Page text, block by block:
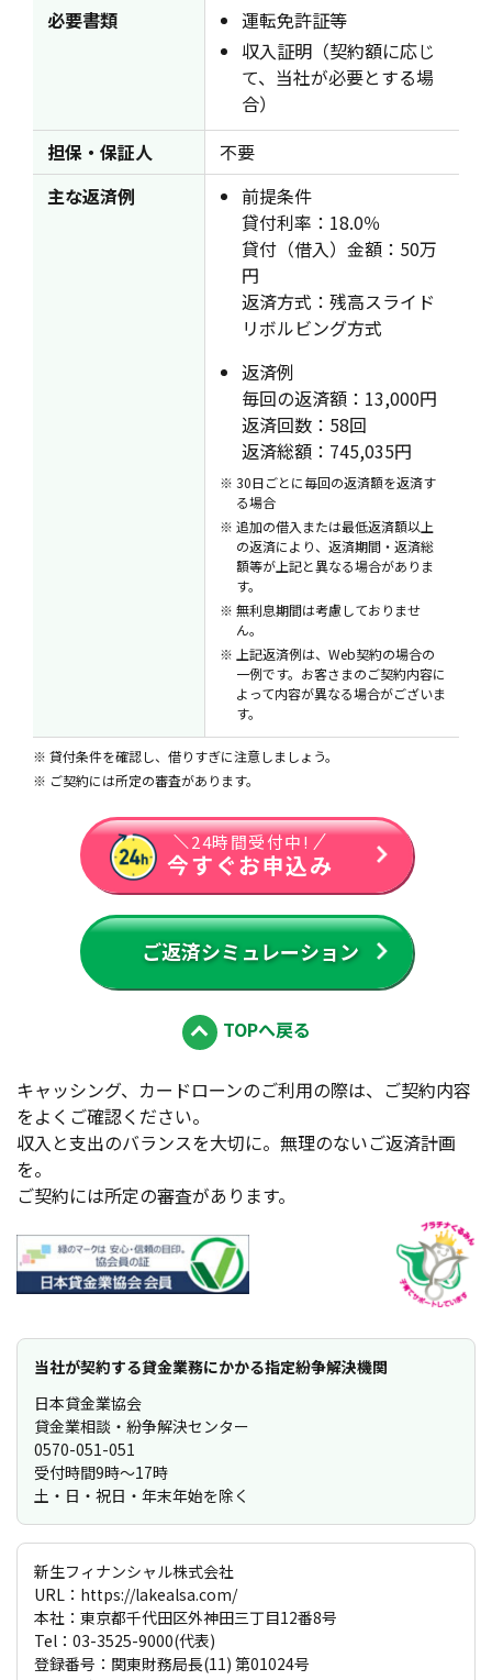
必要書類
運転免許証等
収入証明（契約額に応じ
て、当社が必要とする場
合）
担保・保証人
不要
主な返済例
前提条件
貸付利率：18.0％
貸付（借入）金額：50万
円
返済方式：残高スライド
リボルビング方式
返済例
毎回の返済額：13,000円
返済回数：58回
返済総額：745,035円
30日ごとに毎回の返済額を返済す
る場合
追加の借入または最低返済額以上
の返済により、返済期間・返済総
額等が上記と異なる場合がありま
す。
無利息期間は考慮しておりませ
ん。
上記返済例は、Web契約の場合の
一例です。お客さまのご契約内容に
よって内容が異なる場合がございま
す。
貸付条件を確認し、借りすぎに注意しましょう。
ご契約には所定の審査があります。
24時間受付中!
今すぐお申込み
ご返済シミュレーション
TOPへ戻る
キャッシング、カードローンのご利用の際は、ご契約内容
をよくご確認ください。
収入と支出のバランスを大切に。無理のないご返済計画
を。
ご契約には所定の審査があります。
当社が契約する貸金業務にかかる指定紛争解決機関
日本貸金業協会
貸金業相談・紛争解決センター
0570-051-051
受付時間9時〜17時
土・日・祝日・年末年始を除く
新生フィナンシャル株式会社
URL：https://lakealsa.com/
本社：東京都千代田区外神田三丁目12番8号
Tel：03-3525-9000(代表)
登録番号：関東財務局長(11) 第01024号